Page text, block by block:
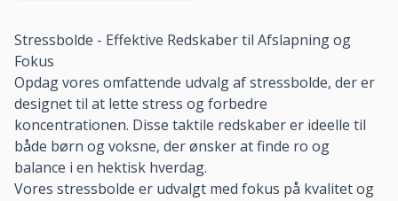
Stressbolde - Effektive Redskaber til Afslapning og
Fokus
Opdag vores omfattende udvalg af stressbolde, der er
designet til at lette stress og forbedre
koncentrationen. Disse taktile redskaber er ideelle til
både børn og voksne, der ønsker at finde ro og
balance i en hektisk hverdag.
Vores stressbolde er udvalgt med fokus på kvalitet og